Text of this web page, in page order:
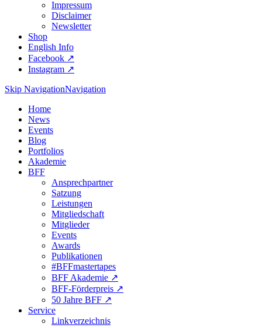
Impressum
Disclaimer
Newsletter
Shop
English Info
Facebook ↗︎
Instagram ↗︎
Skip NavigationNavigation
Home
News
Events
Blog
Portfolios
Akademie
BFF
Ansprechpartner
Satzung
Leistungen
Mitgliedschaft
Mitglieder
Events
Awards
Publikationen
#BFFmastertapes
BFF Akademie ↗︎
BFF-Förderpreis ↗︎
50 Jahre BFF ↗︎
Service
Linkverzeichnis